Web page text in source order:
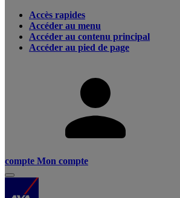
Accès rapides
Accéder au menu
Accéder au contenu principal
Accéder au pied de page
compte Mon compte